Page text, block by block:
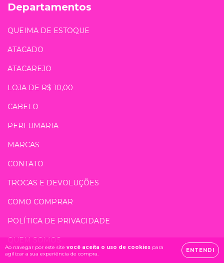
Ao navegar por este site você aceita o uso de cookies para
agilizar a sua experiência de compra.
ENTENDI
Departamentos
QUEIMA DE ESTOQUE
ATACADO
ATACAREJO
LOJA DE R$ 10,00
CABELO
PERFUMARIA
MARCAS
CONTATO
TROCAS E DEVOLUÇÕES
COMO COMPRAR
POLÍTICA DE PRIVACIDADE
QUEM SOMOS